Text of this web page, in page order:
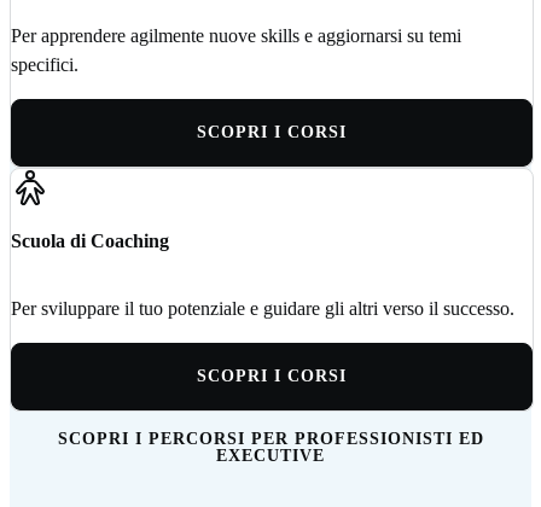
Per apprendere agilmente nuove skills e aggiornarsi su temi
specifici.
SCOPRI I CORSI
Scuola di Coaching
Per sviluppare il tuo potenziale e guidare gli altri verso il successo.
SCOPRI I CORSI
SCOPRI I PERCORSI PER PROFESSIONISTI ED
EXECUTIVE